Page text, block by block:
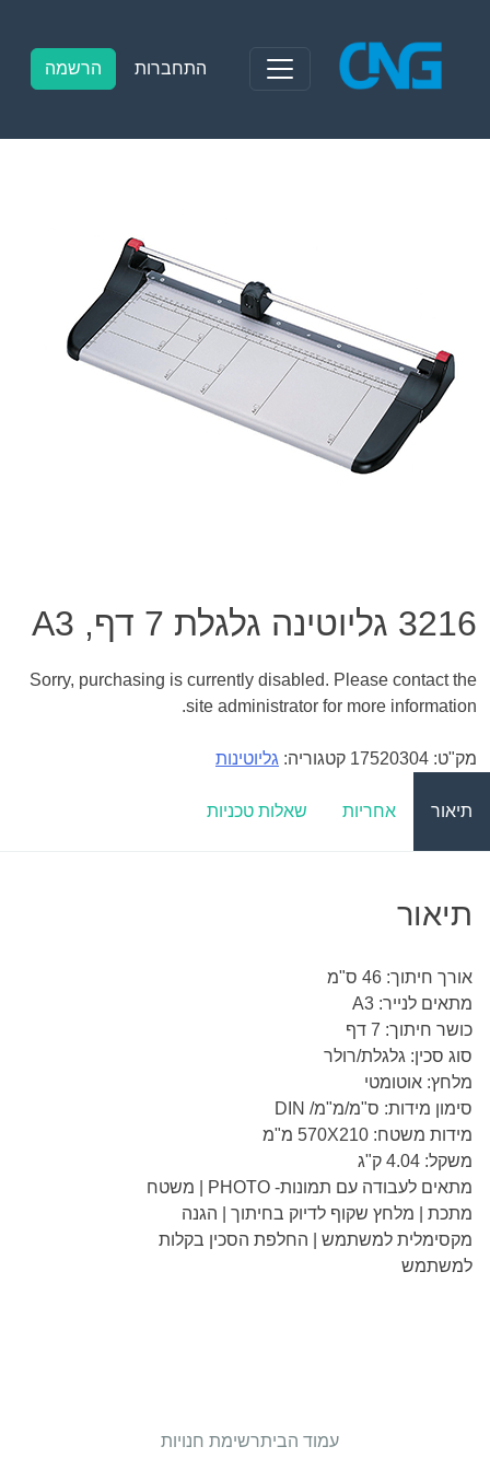
content
התחברות הרשמה
3216 גליוטינה גלגלת 7 דף, A3
Sorry, purchasing is currently disabled. Please contact the
site administrator for more information.
מק"ט: 17520304 קטגוריה: גליוטינות
תיאור אחריות שאלות טכניות
תיאור
אורך חיתוך: 46 ס"מ
מתאים לנייר: A3
כושר חיתוך: 7 דף
סוג סכין: גלגלת/רולר
מלחץ: אוטומטי
סימון מידות: ס"מ/מ"מ/ DIN
מידות משטח: 570X210 מ"מ
משקל: 4.04 ק"ג
מתאים לעבודה עם תמונות- PHOTO | משטח
מתכת | מלחץ שקוף לדיוק בחיתוך | הגנה
מקסימלית למשתמש | החלפת הסכין בקלות
למשתמש
עמוד הביתרשימת חנויות